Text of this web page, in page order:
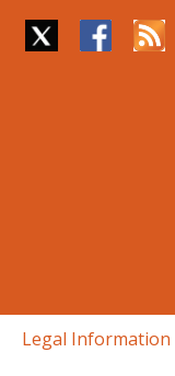
Legal Information